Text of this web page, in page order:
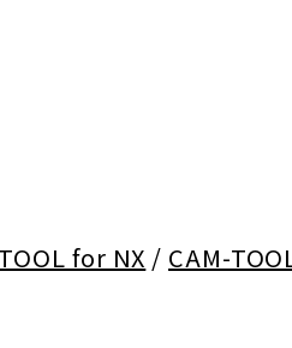
for NX / CAM-